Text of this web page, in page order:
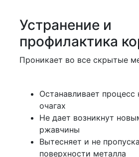
Устранение и
профилактика
Проникает во все скрытые
Останавливает процесс
очагах
Не дает возникнут
ржавчины
Вытесняет и не
поверхности металла